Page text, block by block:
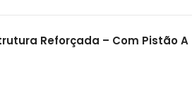
Reforçada – Com Pistão A